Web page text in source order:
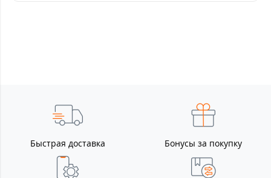
Быстрая доставка Бонусы за покупку